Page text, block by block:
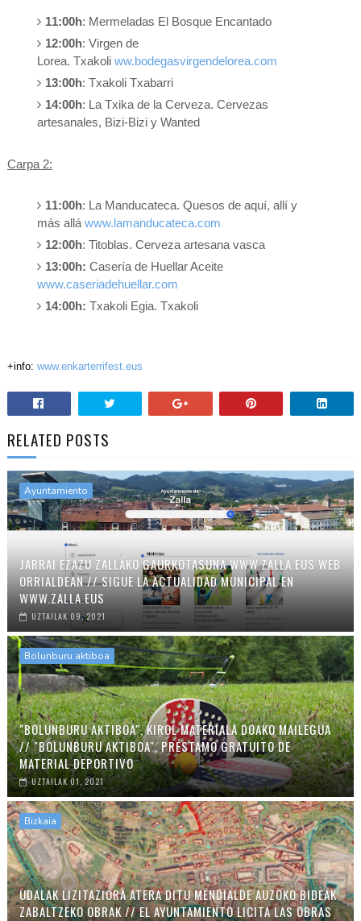
11:00h: Mermeladas El Bosque Encantado
12:00h: Virgen de
Lorea. Txakoliww.bodegasvirgendelorea.com
13:00h: Txakoli Txabarri
14:00h: La Txika de la Cerveza. Cervezas
artesanales, Bizi-Bizi y Wanted
Carpa 2:
11:00h: La Manducateca. Quesos de aquí, allí y
más alláwww.lamanducateca.com
12:00h: Titoblas. Cerveza artesana vasca
13:00h: Casería de Huellar Aceite
www.caseriadehuellar.com
14:00h: Txakoli Egia. Txakoli
+info: www.enkarterrifest.eus
RELATED POSTS
Ayuntamiento
JARRAI EZAZU ZALLAKO GAURKOTASUNA WWW.ZALLA.EUS WEB
ORRIALDEAN // SIGUE LA ACTUALIDAD MUNICIPAL EN
WWW.ZALLA.EUS
UZTAILAK 09, 2021
Bolunburu aktiboa
"BOLUNBURU AKTIBOA", KIROL MATERIALA DOAKO MAILEGUA
// "BOLUNBURU AKTIBOA", PRÉSTAMO GRATUITO DE
MATERIAL DEPORTIVO
UZTAILAK 01, 2021
Bizkaia
UDALAK LIZITAZIORA ATERA DITU MENDIALDE AUZOKO BIDEAK
ZABALTZEKO OBRAK // EL AYUNTAMIENTO LICITA LAS OBRAS